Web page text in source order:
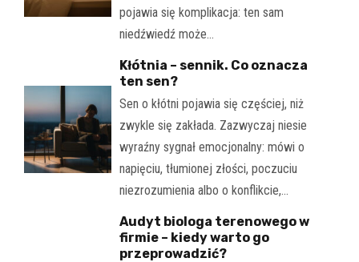
pojawia się komplikacja: ten sam
niedźwiedź może…
Kłótnia – sennik. Co oznacza
ten sen?
Sen o kłótni pojawia się częściej, niż
zwykle się zakłada. Zazwyczaj niesie
wyraźny sygnał emocjonalny: mówi o
napięciu, tłumionej złości, poczuciu
niezrozumienia albo o konflikcie,…
Audyt biologa terenowego w
firmie – kiedy warto go
przeprowadzić?